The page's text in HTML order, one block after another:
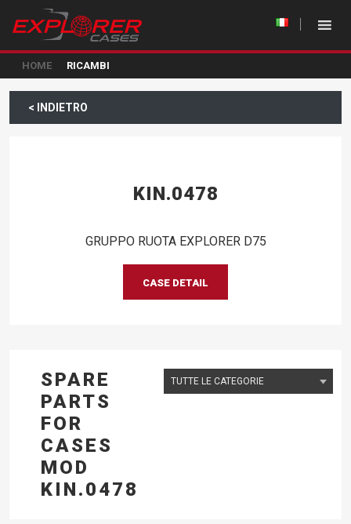
HOME RICAMBI
< INDIETRO
KIN.0478
GRUPPO RUOTA EXPLORER D75
CASE DETAIL
SPARE
PARTS
FOR
CASES
MOD
KIN.0478